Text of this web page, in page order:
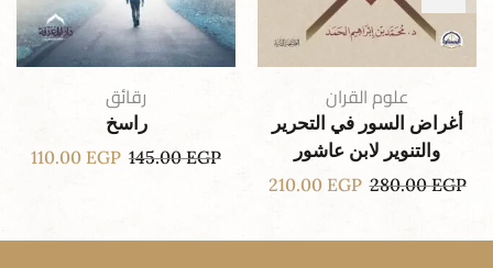
علوم القران
أغراض السور في التحرير
والتنوير لابن عاشور
280.00EGP
210.00 EGP
رقائق
راسخ
145.00EGP
110.00 EGP